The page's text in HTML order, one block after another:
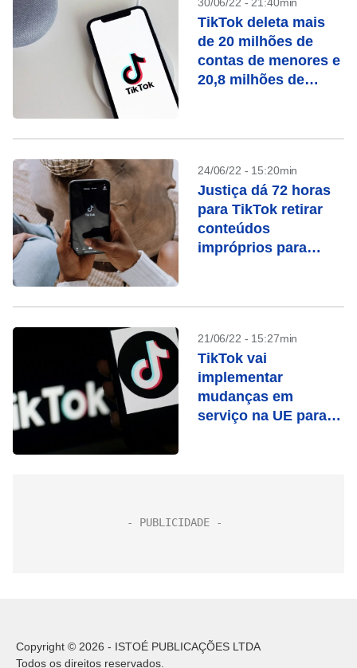
TikTok deleta mais
de 20 milhões de
contas de menores e
20,8 milhões de
24/06/22 - 15:20min
Justiça dá 72 horas
para TikTok retirar
conteúdos
impróprios para
21/06/22 - 15:27min
TikTok vai
implementar
mudanças em
serviço na UE para
Copyright © 2026 - ISTOÉ PUBLICAÇÕES LTDA
Todos os direitos reservados.